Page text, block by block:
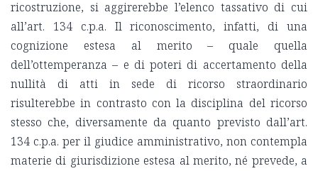
ricostruzione, si aggirerebbe l’elenco tassativo di cui
all’art. 134 c.p.a. Il riconoscimento, infatti, di una
cognizione estesa al merito – quale quella
dell’ottemperanza – e di poteri di accertamento della
nullità di atti in sede di ricorso straordinario
risulterebbe in contrasto con la disciplina del ricorso
stesso che, diversamente da quanto previsto dall’art.
134 c.p.a. per il giudice amministrativo, non contempla
materie di giurisdizione estesa al merito, né prevede, a